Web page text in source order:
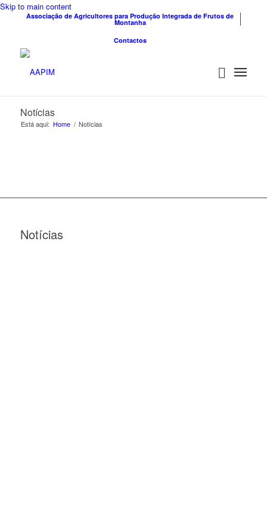
Skip to main content
Associação de Agricultores para Produção Integrada de Frutos de
Montanha
Contactos
Notícias
Está aqui: Home / Notícias
Notícias